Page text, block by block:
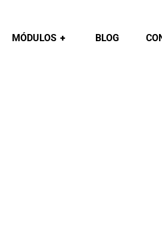
MÓDULOS + BLOG